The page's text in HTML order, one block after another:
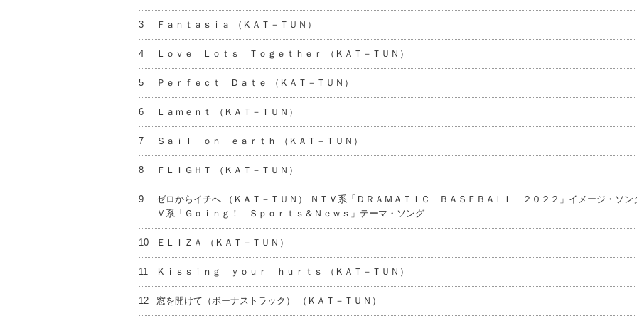
3 Ｆａｎｔａｓｉａ （ＫＡＴ－ＴＵＮ）
4 Ｌｏｖｅ Ｌｏｔｓ Ｔｏｇｅｔｈｅｒ （ＫＡＴ－ＴＵＮ）
5 Ｐｅｒｆｅｃｔ Ｄａｔｅ （ＫＡＴ－ＴＵＮ）
6 Ｌａｍｅｎｔ （ＫＡＴ－ＴＵＮ）
7 Ｓａｉｌ ｏｎ ｅａｒｔｈ （ＫＡＴ－ＴＵＮ）
8 ＦＬＩＧＨＴ （ＫＡＴ－ＴＵＮ）
9
ゼロからイチへ （ＫＡＴ－ＴＵＮ） ＮＴＶ系「ＤＲＡＭＡＴＩＣ ＢＡＳＥＢＡＬＬ ２０２２」イメージ・ソン
Ｖ系「Ｇｏｉｎｇ！ Ｓｐｏｒｔｓ＆Ｎｅｗｓ」テーマ・ソング
10 ＥＬＩＺＡ （ＫＡＴ－ＴＵＮ）
11 Ｋｉｓｓｉｎｇ ｙｏｕｒ ｈｕｒｔｓ （ＫＡＴ－ＴＵＮ）
12 窓を開けて（ボーナストラック） （ＫＡＴ－ＴＵＮ）